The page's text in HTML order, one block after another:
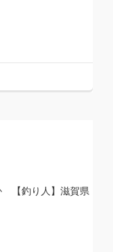
【釣り人】滋賀県